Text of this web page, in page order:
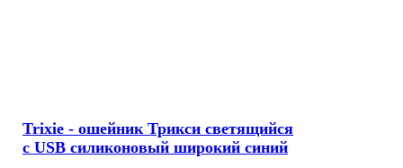
Trixie - ошейник Трикси светящийся
с USB силиконовый широкий синий